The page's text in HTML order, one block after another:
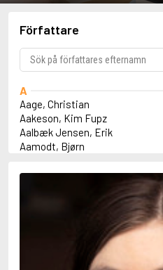
Författare
A
Aage, Christian
Aakeson, Kim Fupz
Aalbæk Jensen, Erik
Aamodt, Bjørn
Abbey, Kieran
Abdel-Fattah, Randa